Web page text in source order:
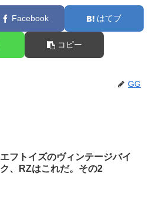
Facebook はてブ
コピー
GG
エフトイズのヴィンテージバイ
ク、RZはこれだ。その2